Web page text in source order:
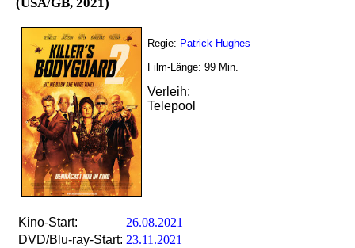
(USA/GB, 2021)
Regie: Patrick Hughes
Film-Länge: 99 Min.
Verleih:
Telepool
Kino-Start:
26.08.2021
DVD/Blu-ray-Start: 23.11.2021